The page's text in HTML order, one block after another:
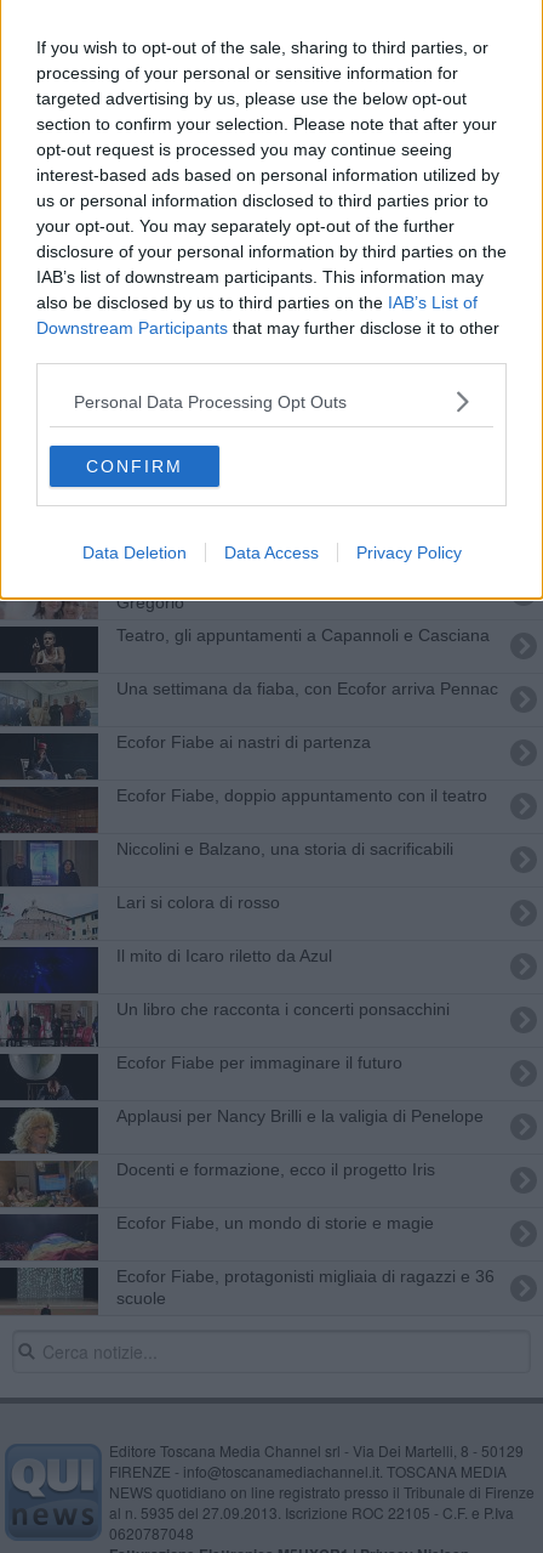
If you wish to opt-out of the sale, sharing to third parties, or
processing of your personal or sensitive information for
targeted advertising by us, please use the below opt-out
section to confirm your selection. Please note that after your
opt-out request is processed you may continue seeing
interest-based ads based on personal information utilized by
us or personal information disclosed to third parties prior to
your opt-out. You may separately opt-out of the further
disclosure of your personal information by third parties on the
IAB’s list of downstream participants. This information may
also be disclosed by us to third parties on the IAB’s List of
Downstream Participants that may further disclose it to other
Personal Data Processing Opt Outs
CONFIRM
Data Deletion Data Access Privacy Policy
Marco Paolini porta Darwin al Teatro Era
Scienza e arte nel weekend di Ecofor fiabe
In più di mille alle installazioni di Ecofor Fiabe
​Festa della Repubblica, fra cerimonie e parate
La Pergola teatro di interesse nazionale
Ancora tre giorni di Festival della fragola
Riccardo 3 al teatro Politeama
Alla libreria Roma arriva il calzolaio di Ulisse
Gregorio
Teatro, gli appuntamenti a Capannoli e Casciana
Una settimana da fiaba, con Ecofor arriva Pennac
Ecofor Fiabe ai nastri di partenza
Ecofor Fiabe, doppio appuntamento con il teatro
Niccolini e Balzano, una storia di sacrificabili
​Lari si colora di rosso
Il mito di Icaro riletto da Azul
Un libro che racconta i concerti ponsacchini
Ecofor Fiabe per immaginare il futuro
Applausi per Nancy Brilli e la valigia di Penelope
Docenti e formazione, ecco il progetto Iris
Ecofor Fiabe, un mondo di storie e magie
Ecofor Fiabe, protagonisti migliaia di ragazzi e 36
scuole
Editore Toscana Media Channel srl - Via Dei Martelli, 8 - 50129
FIRENZE - info@toscanamediachannel.it. TOSCANA MEDIA
NEWS quotidiano on line registrato presso il Tribunale di Firenze
al n. 5935 del 27.09.2013. Iscrizione ROC 22105 - C.F. e P.Iva
0620787048